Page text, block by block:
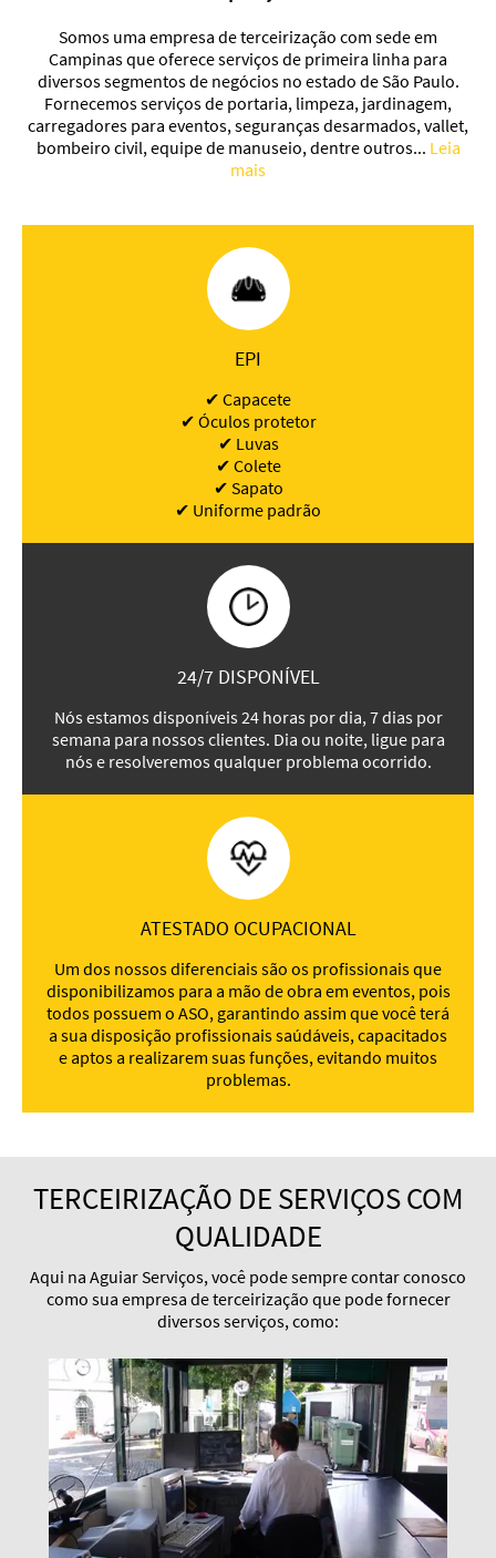
Somos uma empresa de terceirização com sede em
Campinas que oferece serviços de primeira linha para
diversos segmentos de negócios no estado de São Paulo.
Fornecemos serviços de portaria, limpeza, jardinagem,
carregadores para eventos, seguranças desarmados, vallet,
bombeiro civil, equipe de manuseio, dentre outros... Leia
mais
EPI
✔ Capacete
✔ Óculos protetor
✔ Luvas
✔ Colete
✔ Sapato
✔ Uniforme padrão
24/7 DISPONÍVEL
Nós estamos disponíveis 24 horas por dia, 7 dias por
semana para nossos clientes. Dia ou noite, ligue para
nós e resolveremos qualquer problema ocorrido.
ATESTADO OCUPACIONAL
Um dos nossos diferenciais são os profissionais que
disponibilizamos para a mão de obra em eventos, pois
todos possuem o ASO, garantindo assim que você terá
a sua disposição profissionais saúdáveis, capacitados
e aptos a realizarem suas funções, evitando muitos
problemas.
TERCEIRIZAÇÃO DE SERVIÇOS COM
QUALIDADE
Aqui na Aguiar Serviços, você pode sempre contar conosco
como sua empresa de terceirização que pode fornecer
diversos serviços, como: